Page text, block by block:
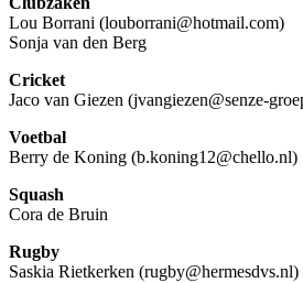
Lou Borrani (louborrani@hotmail.com)
Sonja van den Berg
Cricket
Jaco van Giezen (jvangiezen@senze-
Voetbal
Berry de Koning (b.koning12@chello.nl)
Squash
Cora de Bruin
Rugby
Saskia Rietkerken (rugby@hermesdvs.nl)